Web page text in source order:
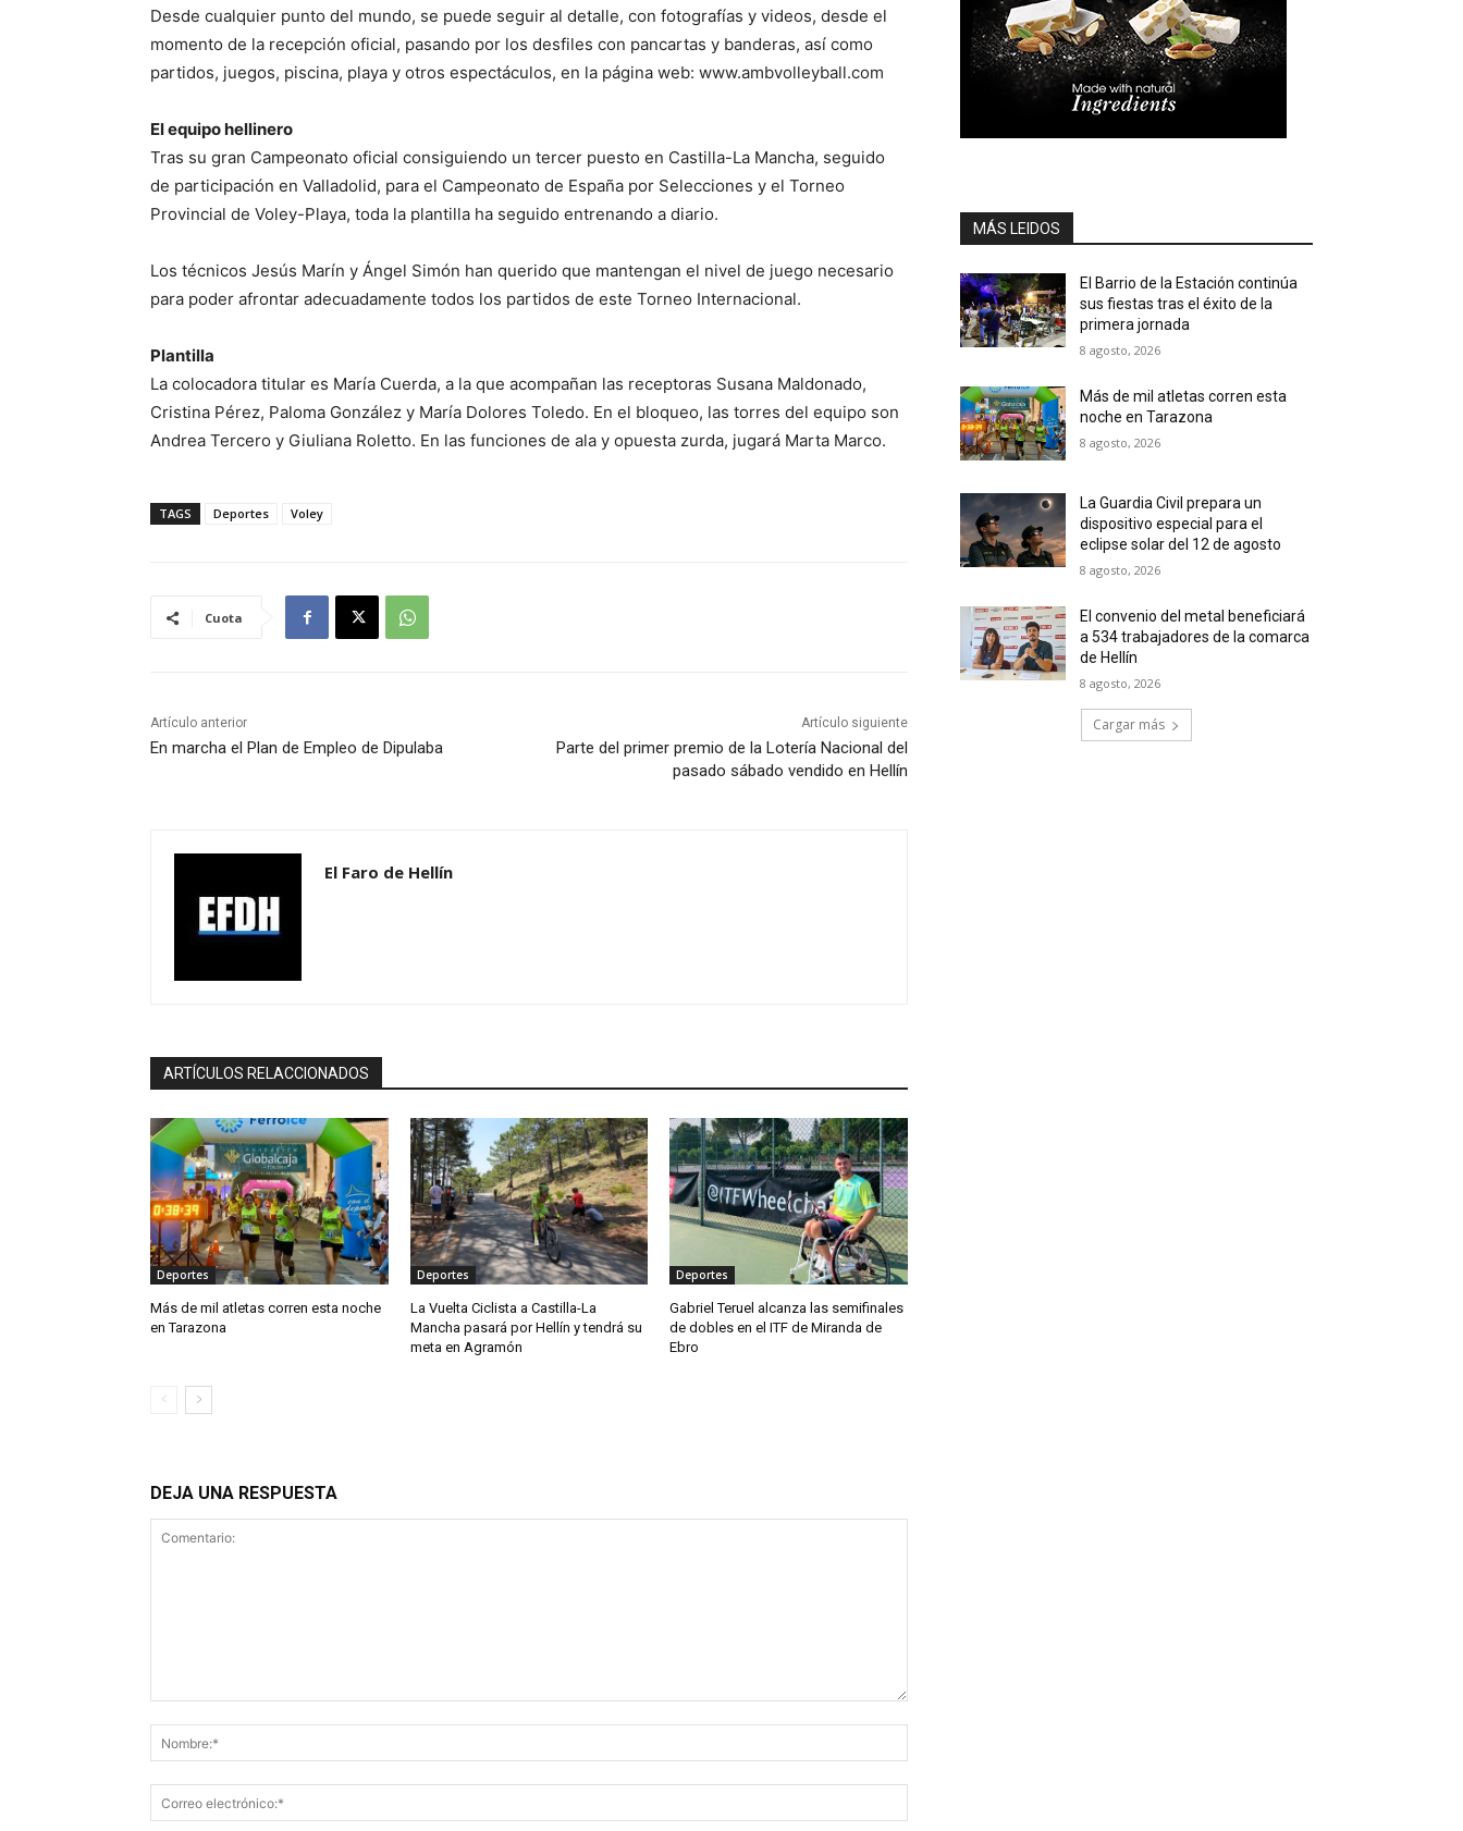
Desde cualquier punto del mundo, se puede seguir al detalle, con fotografías y videos, desde el
momento de la recepción oficial, pasando por los desfiles con pancartas y banderas, así como
partidos, juegos, piscina, playa y otros espectáculos, en la página web: www.ambvolleyball.com
El equipo hellinero
Tras su gran Campeonato oficial consiguiendo un tercer puesto en Castilla-La Mancha, seguido
de participación en Valladolid, para el Campeonato de España por Selecciones y el Torneo
Provincial de Voley-Playa, toda la plantilla ha seguido entrenando a diario.
Los técnicos Jesús Marín y Ángel Simón han querido que mantengan el nivel de juego necesario
para poder afrontar adecuadamente todos los partidos de este Torneo Internacional.
Plantilla
La colocadora titular es María Cuerda, a la que acompañan las receptoras Susana Maldonado,
Cristina Pérez, Paloma González y María Dolores Toledo. En el bloqueo, las torres del equipo son
Andrea Tercero y Giuliana Roletto. En las funciones de ala y opuesta zurda, jugará Marta Marco.
TAGS Deportes Voley
Cuota
Artículo anterior
En marcha el Plan de Empleo de Dipulaba
Artículo siguiente
Parte del primer premio de la Lotería Nacional del
pasado sábado vendido en Hellín
El Faro de Hellín
ARTÍCULOS RELACCIONADOS
Deportes
Más de mil atletas corren esta noche
en Tarazona
Deportes
La Vuelta Ciclista a Castilla-La
Mancha pasará por Hellín y tendrá su
meta en Agramón
Deportes
Gabriel Teruel alcanza las semifinales
de dobles en el ITF de Miranda de
Ebro
DEJA UNA RESPUESTA
electrónico:*
MÁS LEIDOS
El Barrio de la Estación continúa
sus fiestas tras el éxito de la
primera jornada
8 agosto, 2026
Más de mil atletas corren esta
noche en Tarazona
8 agosto, 2026
La Guardia Civil prepara un
dispositivo especial para el
eclipse solar del 12 de agosto
8 agosto, 2026
El convenio del metal beneficiará
a 534 trabajadores de la comarca
de Hellín
8 agosto, 2026
Cargar más